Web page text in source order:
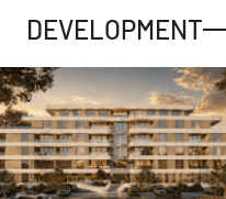
DEVELOPMENT